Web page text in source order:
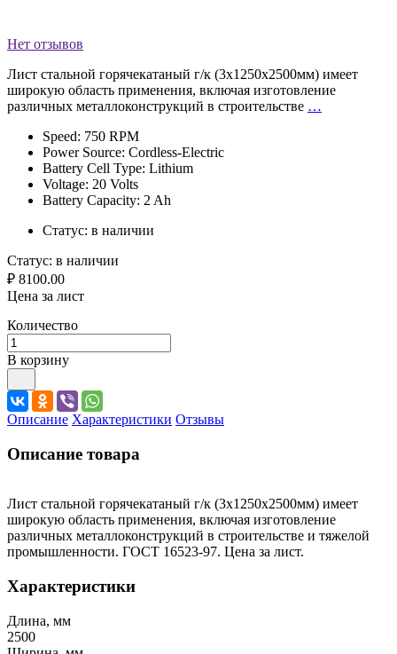
Нет отзывов
Лист стальной горячекатаный г/к (3х1250х2500мм) имеет
широкую область применения, включая изготовление
различных металлоконструкций в строительстве …
Speed: 750 RPM
Power Source: Cordless-Electric
Battery Cell Type: Lithium
Voltage: 20 Volts
Battery Capacity: 2 Ah
Статус: в наличии
Статус: в наличии
₽ 8100.00
Цена за лист
Количество
В корзину
Описание Характеристики Отзывы
Описание товара
Лист стальной горячекатаный г/к (3х1250х2500мм) имеет
широкую область применения, включая изготовление
различных металлоконструкций в строительстве и тяжелой
промышленности. ГОСТ 16523-97. Цена за лист.
Характеристики
Длина, мм
2500